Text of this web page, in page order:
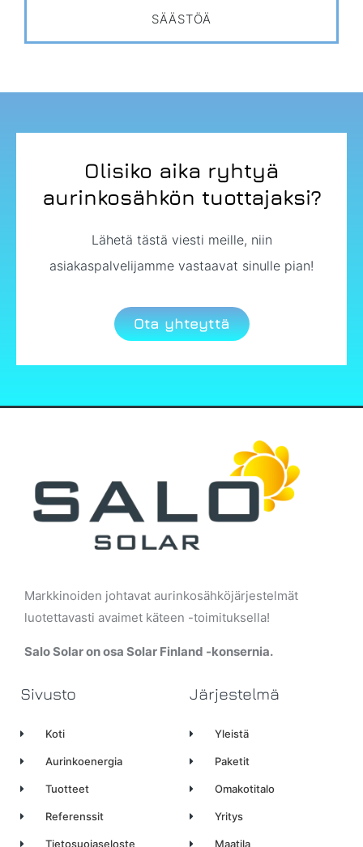
SÄÄSTÖÄ
Olisiko aika ryhtyä
aurinkosähkön tuottajaksi?
Lähetä tästä viesti meille, niin
asiakaspalvelijamme vastaavat sinulle pian!
Ota yhteyttä
Markkinoiden johtavat aurinkosähköjärjestelmät
luotettavasti avaimet käteen -toimituksella!
Salo Solar on osa Solar Finland -konsernia.
Sivusto
Koti
Aurinkoenergia
Tuotteet
Referenssit
Tietosuojaseloste
Järjestelmä
Yleistä
Paketit
Omakotitalo
Yritys
Maatila